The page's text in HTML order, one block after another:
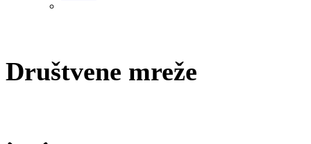
Društvene mreže